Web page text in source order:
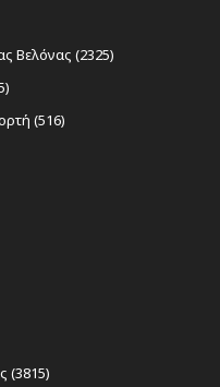
Βελόνας (2325)
(516)
(3815)